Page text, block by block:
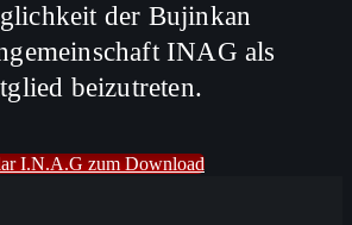
der Bujinkan
INAG als
beizutreten.
I.N.A.G zum Download